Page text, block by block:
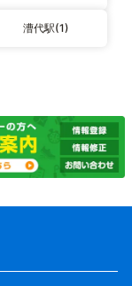
漕代駅(1)